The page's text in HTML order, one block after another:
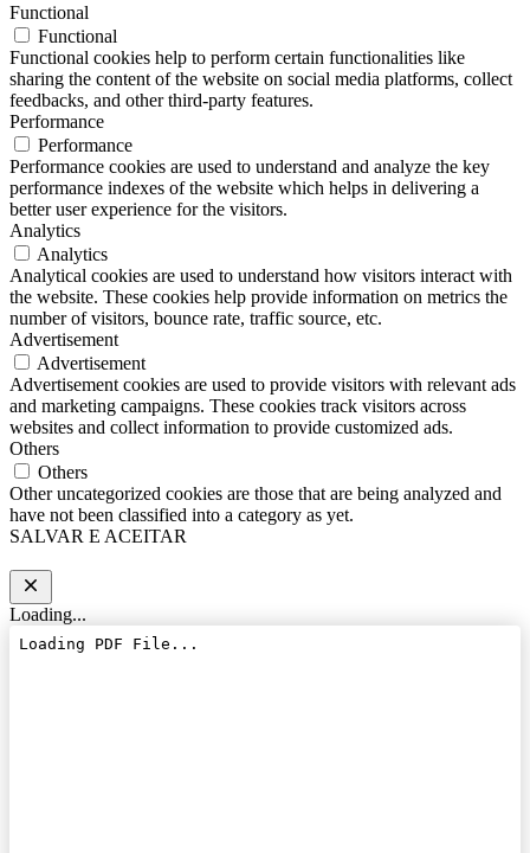
Functional
Functional
Functional cookies help to perform certain functionalities like
sharing the content of the website on social media platforms, collect
feedbacks, and other third-party features.
Performance
Performance
Performance cookies are used to understand and analyze the key
performance indexes of the website which helps in delivering a
better user experience for the visitors.
Analytics
Analytics
Analytical cookies are used to understand how visitors interact with
the website. These cookies help provide information on metrics the
number of visitors, bounce rate, traffic source, etc.
Advertisement
Advertisement
Advertisement cookies are used to provide visitors with relevant ads
and marketing campaigns. These cookies track visitors across
websites and collect information to provide customized ads.
Others
Others
Other uncategorized cookies are those that are being analyzed and
have not been classified into a category as yet.
SALVAR E ACEITAR
Loading...